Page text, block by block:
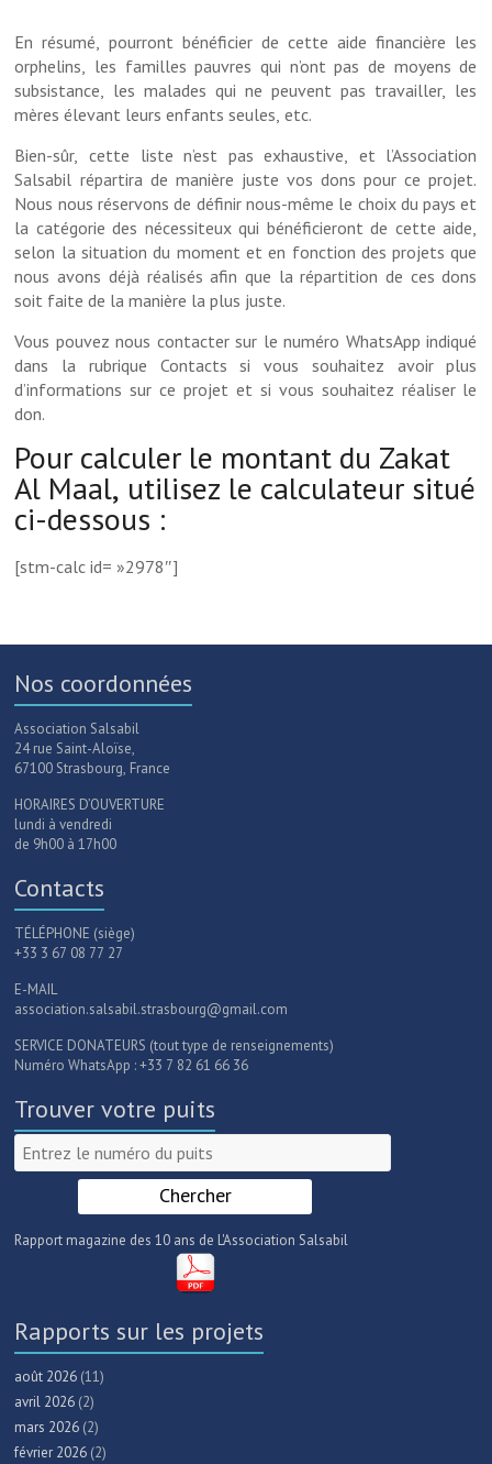
En résumé, pourront bénéficier de cette aide financière les
orphelins, les familles pauvres qui n’ont pas de moyens de
subsistance, les malades qui ne peuvent pas travailler, les
mères élevant leurs enfants seules, etc.
Bien-sûr, cette liste n’est pas exhaustive, et l’Association
Salsabil répartira de manière juste vos dons pour ce projet.
Nous nous réservons de définir nous-même le choix du pays et
la catégorie des nécessiteux qui bénéficieront de cette aide,
selon la situation du moment et en fonction des projets que
nous avons déjà réalisés afin que la répartition de ces dons
soit faite de la manière la plus juste.
Vous pouvez nous contacter sur le numéro WhatsApp indiqué
dans la rubrique Contacts si vous souhaitez avoir plus
d’informations sur ce projet et si vous souhaitez réaliser le
don.
Pour calculer le montant du Zakat
Al Maal, utilisez le calculateur situé
ci-dessous :
[stm-calc id= »2978″]
Nos coordonnées
Association Salsabil
24 rue Saint-Aloïse,
67100 Strasbourg, France
HORAIRES D’OUVERTURE
lundi à vendredi
de 9h00 à 17h00
Contacts
TÉLÉPHONE (siège)
+33 3 67 08 77 27
E-MAIL
association.salsabil.strasbourg@gmail.com
SERVICE DONATEURS (tout type de renseignements)
Numéro WhatsApp : +33 7 82 61 66 36
Trouver votre puits
Rapport magazine des 10 ans de L'Association Salsabil
Rapports sur les projets
août 2026 (11)
avril 2026 (2)
mars 2026 (2)
février 2026 (2)